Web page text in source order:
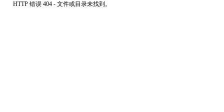
HTTP 错误 404 - 文件或目录未找到。